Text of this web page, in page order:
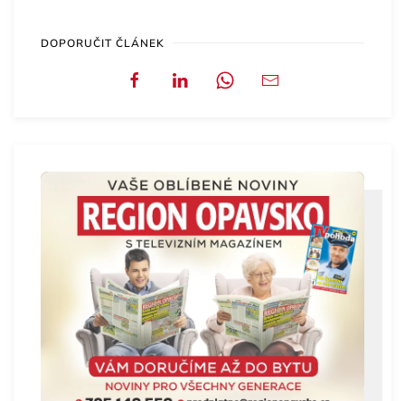
DOPORUČIT ČLÁNEK